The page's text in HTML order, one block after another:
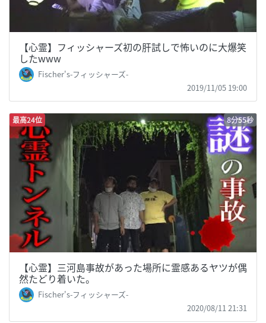
【心霊】フィッシャーズ初の肝試しで怖いのに大爆笑
したwww
Fischer's-フィッシャーズ-
2019/11/05 19:00
最高24位 8分55秒
【心霊】三河島事故があった場所に霊感あるヤツが偶
然たどり着いた。
Fischer's-フィッシャーズ-
2020/08/11 21:31